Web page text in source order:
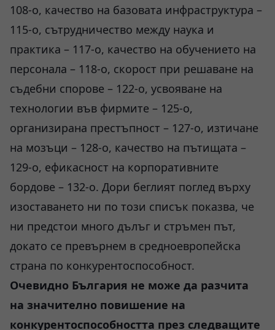
108-о, качество на базовата инфраструктура –
115-о, сътрудничество между наука и
практика – 117-о, качество на обучението на
персонала – 118-о, скорост при решаване на
съдебни спорове – 122-о, усвояване на
технологии във фирмите – 125-о,
организирана престъпност – 127-о, изтичане
на мозъци – 128-о, качество на пътищата –
129-о, ефикасност на корпоративните
бордове – 132-о. Дори беглият поглед върху
изоставането ни по този списък показва, че
ни предстои много дълъг и стръмен път,
докато се превърнем в средноевропейска
страна по конкурентоспособност.
Очевидно България не може да разчита
на значително повишение на
конкурентоспособността през следващите